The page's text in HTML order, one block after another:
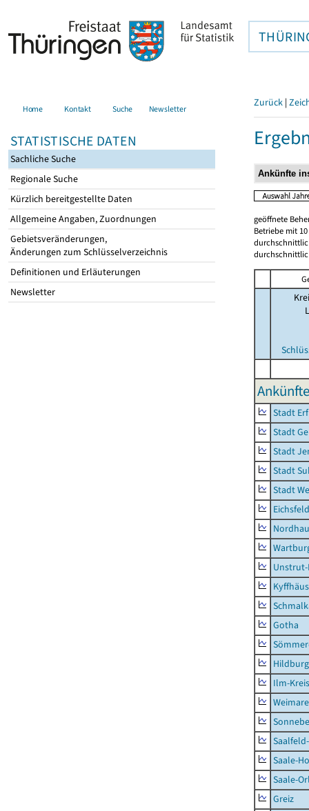
Home Kontakt Suche Newsletter
STATISTISCHE DATEN
Sachliche Suche
Regionale Suche
Kürzlich bereitgestellte Daten
Allgemeine Angaben, Zuordnungen
Gebietsveränderungen,
Änderungen zum Schlüsselverzeichnis
Definitionen und Erläuterungen
Newsletter
Zurück |
geöffnete
Betriebe mit
Stadt
Stadt
Stadt
Stadt
Stadt
Eichsfeld
Gotha
Ilm-Kreis
Saale-
Saale-
Greiz